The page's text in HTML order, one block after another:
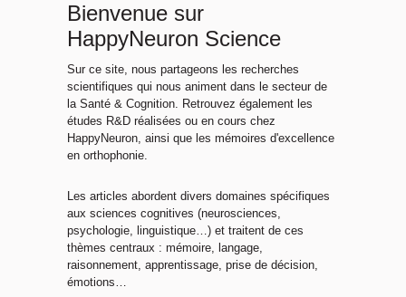
Bienvenue sur
HappyNeuron Science
Sur ce site, nous partageons les recherches
scientifiques qui nous animent dans le secteur de
la Santé & Cognition. Retrouvez également les
études R&D réalisées ou en cours chez
HappyNeuron, ainsi que les mémoires d'excellence
en orthophonie.
Les articles abordent divers domaines spécifiques
aux sciences cognitives (neurosciences,
psychologie, linguistique…) et traitent de ces
thèmes centraux : mémoire, langage,
raisonnement, apprentissage, prise de décision,
émotions…